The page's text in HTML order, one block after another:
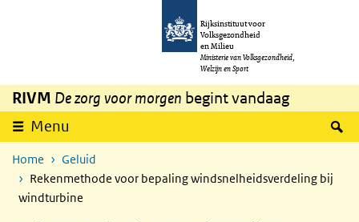
Overslaan en naar de inhoud gaan
Rijksinstituut voor
Volksgezondheid
en Milieu
Ministerie van Volksgezondheid,
Welzijn en Sport
RIVM De zorg voor morgen begint vandaag
Menu
Home
Geluid
Rekenmethode voor bepaling windsnelheidsverdeling bij
windturbine